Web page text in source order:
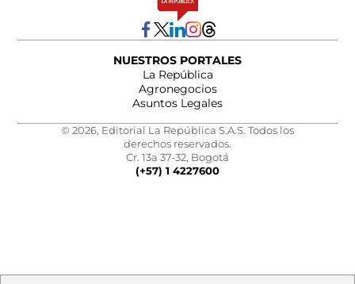
NUESTROS PORTALES
La República
Agronegocios
Asuntos Legales
© 2026, Editorial La República S.A.S. Todos los
derechos reservados.
Cr. 13a 37-32, Bogotá
(+57) 1 4227600